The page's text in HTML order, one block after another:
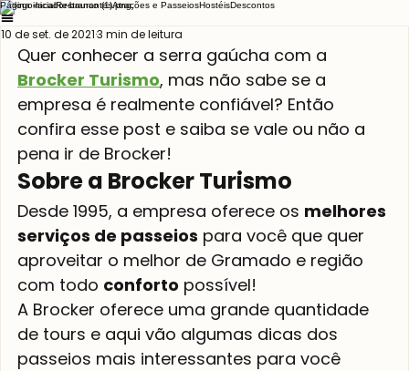
Página inicialRestaurantesAtrações e PasseiosHostéisDescontos
10 de set. de 20213 min de leitura
Quer conhecer a serra gaúcha com a
Brocker Turismo, mas não sabe se a
empresa é realmente confiável? Então
confira esse post e saiba se vale ou não a
pena ir de Brocker!
Sobre a Brocker Turismo
Desde 1995, a empresa oferece os melhores
serviços de passeios para você que quer
aproveitar o melhor de Gramado e região
com todo conforto possível!
A Brocker oferece uma grande quantidade
de tours e aqui vão algumas dicas dos
passeios mais interessantes para você